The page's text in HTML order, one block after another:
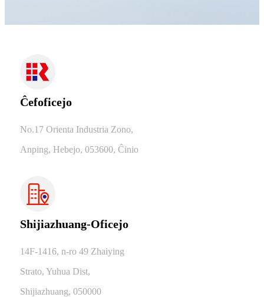
Ĉefoficejo
No.17 Orienta Industria Zono,
Anping, Hebejo, 053600, Ĉinio
Shijiazhuang-Oficejo
14F-1416, n-ro 49 Zhaiying
Strato, Yuhua Dist,
Shijiazhuang, 050000